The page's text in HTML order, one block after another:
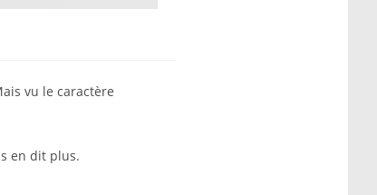
vu le caractère
en dit plus.